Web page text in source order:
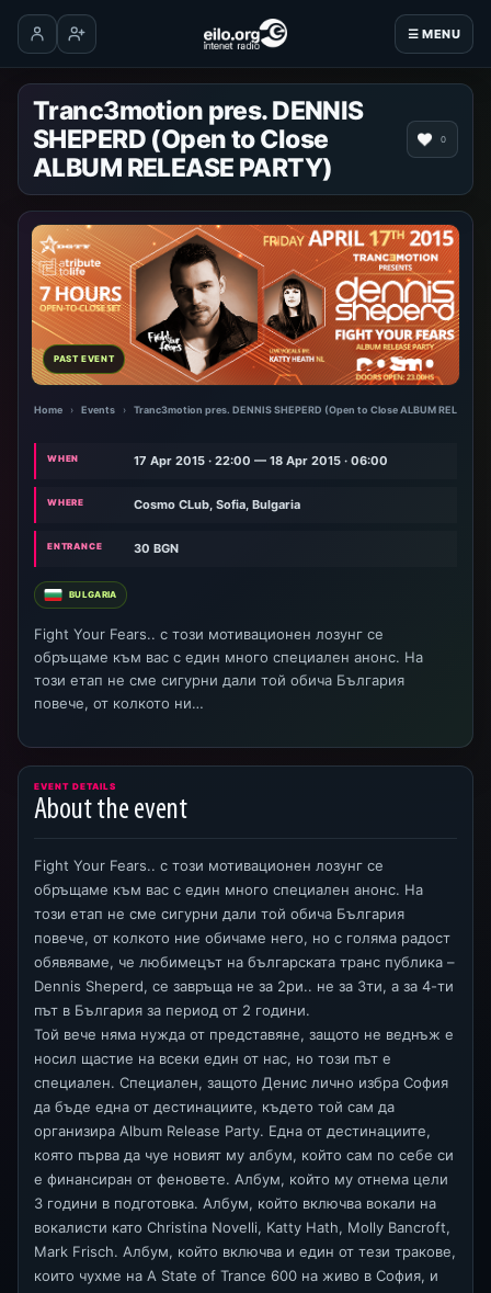
☰ MENU
Log inCreate account
Tranc3motion pres. DENNIS
SHEPERD (Open to Close
ALBUM RELEASE PARTY)
0
PAST EVENT
Home › Events › Tranc3motion pres. DENNIS SHEPERD (Open to Close ALBUM RELEASE
WHEN 17 Apr 2015 · 22:00 — 18 Apr 2015 · 06:00
WHERE Cosmo CLub, Sofia, Bulgaria
ENTRANCE 30 BGN
BULGARIA
Fight Your Fears.. с този мотивационен лозунг се
обръщаме към вас с един много специален анонс. На
този етап не сме сигурни дали той обича България
повече, от колкото ни…
EVENT DETAILS
About the event
Fight Your Fears.. с този мотивационен лозунг се
обръщаме към вас с един много специален анонс. На
този етап не сме сигурни дали той обича България
повече, от колкото ние обичаме него, но с голяма радост
обявяваме, че любимецът на българската транс публика –
Dennis Sheperd, се завръща не за 2ри.. не за 3ти, а за 4-ти
път в България за период от 2 години.
Той вече няма нужда от представяне, защото не веднъж е
носил щастие на всеки един от нас, но този път е
специален. Специален, защото Денис лично избра София
да бъде една от дестинациите, където той сам да
организира Album Release Party. Една от дестинациите,
която първа да чуе новият му албум, който сам по себе си
е финансиран от феновете. Албум, който му отнема цели
3 години в подготовка. Албум, който включва вокали на
вокалисти като Christina Novelli, Katty Hath, Molly Bancroft,
Mark Frisch. Албум, който включва и един от тези тракове,
които чухме на A State of Trance 600 на живо в София, и